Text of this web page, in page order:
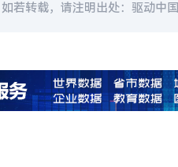
若转载，请注明出处：驱动中国